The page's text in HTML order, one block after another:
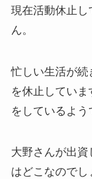
現在活動休止し
ん。
忙しい生活が続
を休止してい
をしているよう
大野さんが出資
はどこなのでし